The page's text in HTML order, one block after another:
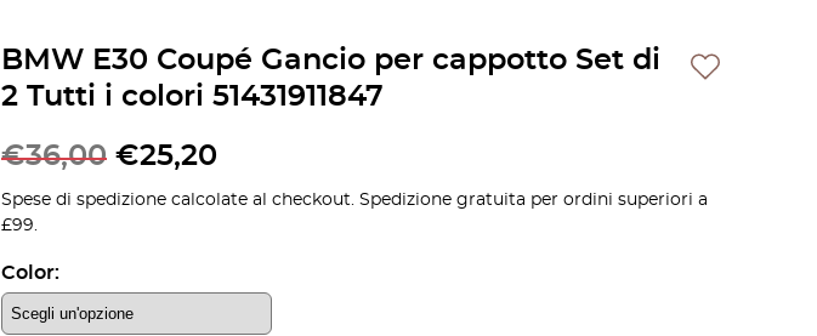
BMW E30 Coupé Gancio per cappotto Set di
2 Tutti i colori 51431911847
€36,00 €25,20
Spese di spedizione calcolate al checkout. Spedizione gratuita per ordini superiori a
£99.
Color: